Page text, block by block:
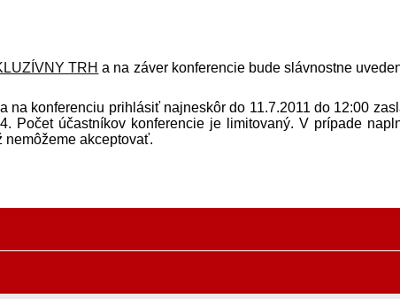
TRH a na záver konferencie bude slávnostne
konferenciu prihlásiť najneskôr do 11.7.2011 do 12:00
Počet účastníkov konferencie je limitovaný. V prípade
nemôžeme akceptovať.